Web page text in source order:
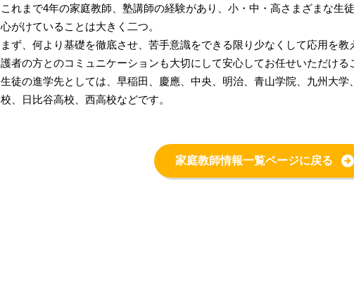
これまで4年の家庭教師、塾講師の経験があり、小・中・高さまざまな生
心がけていることは大きく二つ。
まず、何より基礎を徹底させ、苦手意識をできる限り少なくして応用を
護者の方とのコミュニケーションも大切にして安心してお任せいただける
生徒の進学先としては、早稲田、慶應、中央、明治、青山学院、九州大
校、日比谷高校、西高校などです。
家庭教師情報一覧ページに戻る